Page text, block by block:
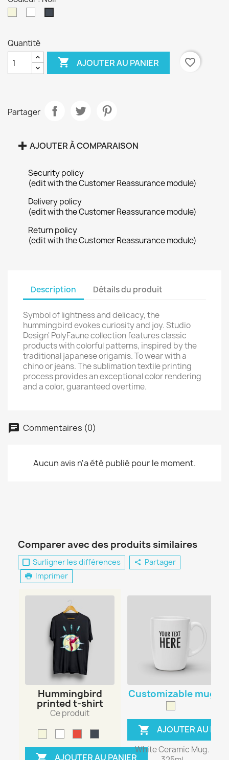
Quantité
 AJOUTER AU PANIER favorite_border
Partager
AJOUTER À COMPARAISON
Security policy
(edit with the Customer Reassurance module)
Delivery policy
(edit with the Customer Reassurance module)
Return policy
(edit with the Customer Reassurance module)
Description Détails du produit
Symbol of lightness and delicacy, the
hummingbird evokes curiosity and joy. Studio
Design' PolyFaune collection features classic
products with colorful patterns, inspired by the
traditional japanese origamis. To wear with a
chino or jeans. The sublimation textile printing
process provides an exceptional color rendering
and a color, guaranteed overtime.
Commentaires (0)
Aucun avis n'a été publié pour le moment.
Comparer avec des produits similaires
Surligner les différences
Partager
Imprimer
Hummingbird
printed t-shirt
Ce produit
AJOUTER AU PANIER
Customizable mug
 AJOUTER AU
White Ceramic Mug.
Créer une liste d'envies
Nom de la liste d'envies
Annuler